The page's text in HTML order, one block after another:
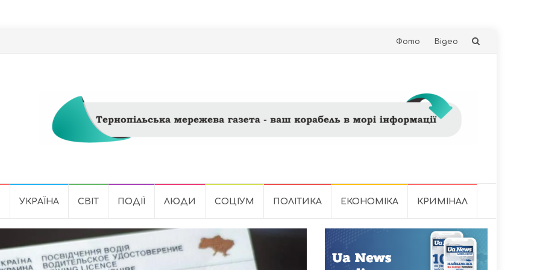
Skip
Фото Відео
УКРАЇНА СВІТ ПОДІЇ ЛЮДИ СОЦІУМ ПОЛІТИКА ЕКОНОМІКА КРИМІНАЛ